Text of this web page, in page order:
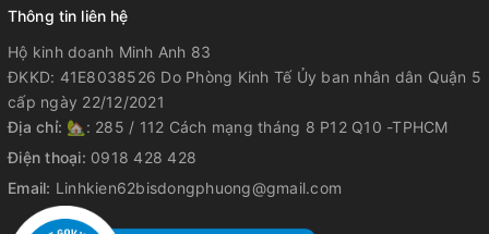
Thông tin liên hệ
Hộ kinh doanh Minh Anh 83
ĐKKD: 41E8038526 Do Phòng Kinh Tế Ủy ban nhân dân Quận 5
cấp ngày 22/12/2021
Địa chỉ: 🏡: 285 / 112 Cách mạng tháng 8 P12 Q10 -TPHCM
Điện thoại: 0918 428 428
Email: Linhkien62bisdongphuong@gmail.com